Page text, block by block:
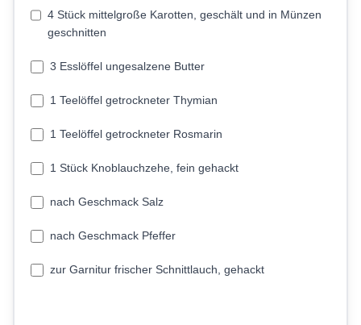
4 Stück mittelgroße Karotten, geschält und in Münzen
geschnitten
3 Esslöffel ungesalzene Butter
1 Teelöffel getrockneter Thymian
1 Teelöffel getrockneter Rosmarin
1 Stück Knoblauchzehe, fein gehackt
nach Geschmack Salz
nach Geschmack Pfeffer
zur Garnitur frischer Schnittlauch, gehackt